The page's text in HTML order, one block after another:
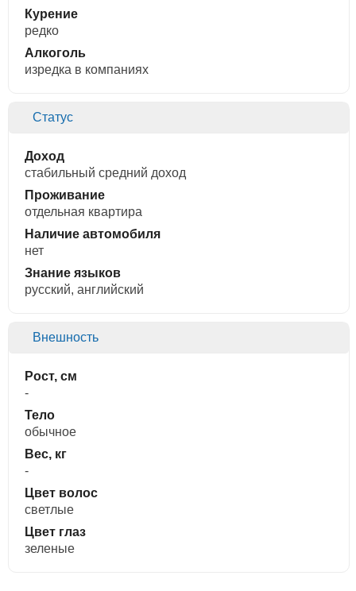
Курение
редко
Алкоголь
изредка в компаниях
Статус
Доход
стабильный средний доход
Проживание
отдельная квартира
Наличие автомобиля
нет
Знание языков
русский, английский
Внешность
Рост, см
-
Тело
обычное
Вес, кг
-
Цвет волос
светлые
Цвет глаз
зеленые